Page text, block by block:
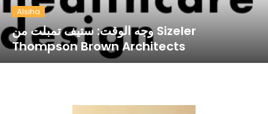
Alsiha
وجه الوقت: ستيف تمبلت من Sizeler
Thompson Brown Architects